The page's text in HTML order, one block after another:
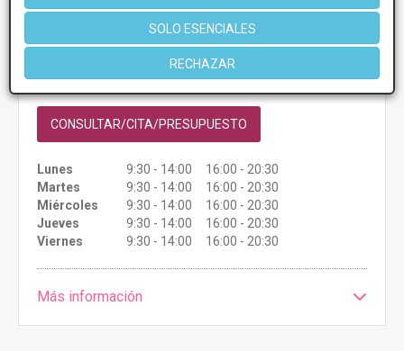
SOLO ESENCIALES
RECHAZAR
Avenida Alfonso Rodríguez Castelao, 22 -
VER MAPA
Presupuestos con5% de descuento *
CONSULTAR/CITA/PRESUPUESTO
Lunes
9:30 - 14:00 16:00 - 20:30
Martes
9:30 - 14:00 16:00 - 20:30
Miércoles
9:30 - 14:00 16:00 - 20:30
Jueves
9:30 - 14:00 16:00 - 20:30
Viernes
9:30 - 14:00 16:00 - 20:30
Más información